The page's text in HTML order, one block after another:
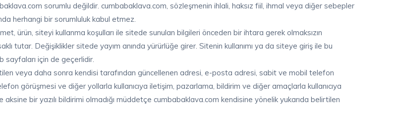
sorumlu değildir. cumbabaklava.com, sözleşmenin ihlali, haksız fiil, ihmal veya diğer sebepler
herhangi bir sorumluluk kabul etmez.
ürün, siteyi kullanma koşulları ile sitede sunulan bilgileri önceden bir ihtara gerek olmaksızın
tutar. Değişiklikler sitede yayım anında yürürlüğe girer. Sitenin kullanımı ya da siteye giriş ile bu
sayfaları için de geçerlidir.
veya daha sonra kendisi tarafından güncellenen adresi, e-posta adresi, sabit ve mobil telefon
görüşmesi ve diğer yollarla kullanıcıya iletişim, pazarlama, bildirim ve diğer amaçlarla kullanıcıya
aksine bir yazılı bildirimi olmadığı müddetçe cumbabaklava.com kendisine yönelik yukarıda belirtilen